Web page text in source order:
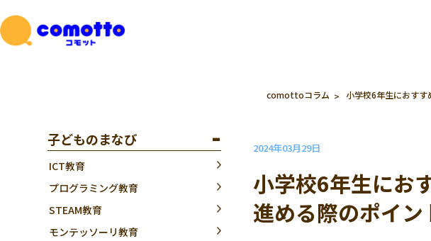
子どものまなび
ICT教育
プログラミング教育
STEAM教育
モンテッソーリ教育
comottoコラム 小学校6年生におす
2024年03月29日
小学校6年生にお
進める際のポイ